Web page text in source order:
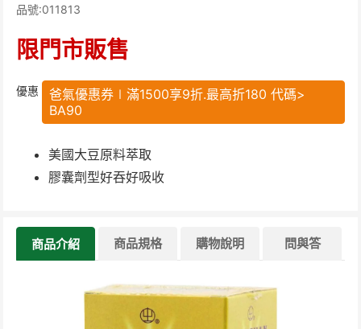
品號:011813
限門市販售
優惠
爸氣優惠券∣滿1500享9折.最高折180 代碼>
BA90
美國大豆原料萃取
膠囊劑型好吞好吸收
商品介紹 商品規格 購物說明 問與答